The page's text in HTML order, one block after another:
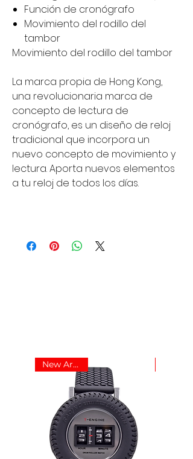
Función de cronógrafo
Movimiento del rodillo del
tambor
Movimiento del rodillo del tambor
La marca propia de Hong Kong,
una revolucionaria marca de
concepto de lectura de
cronógrafo, es un diseño de reloj
tradicional que incorpora un
nuevo concepto de movimiento y
lectura. Aporta nuevos elementos
a tu reloj de todos los días.
New Arrived